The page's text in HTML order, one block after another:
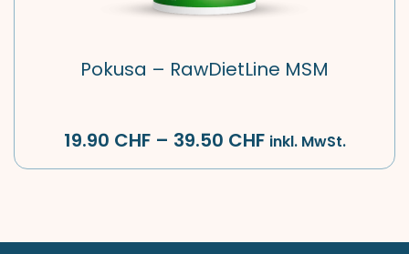
Pokusa – RawDietLine MSM
19.90 CHF – 39.50 CHF inkl. MwSt.